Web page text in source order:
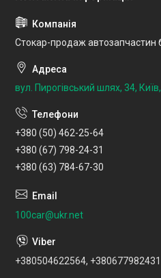
Стокар-продаж автозапчастин
вул. Пирогівський шлях, 34,
+380 (50) 462-25-64
+380 (67) 798-24-31
+380 (63) 784-67-30
100car@ukr.net
+380504622564, +380677982431